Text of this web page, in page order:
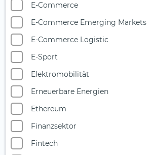
E-Commerce
E-Commerce Emerging Markets
E-Commerce Logistic
E-Sport
Elektromobilität
Erneuerbare Energien
Ethereum
Finanzsektor
Fintech